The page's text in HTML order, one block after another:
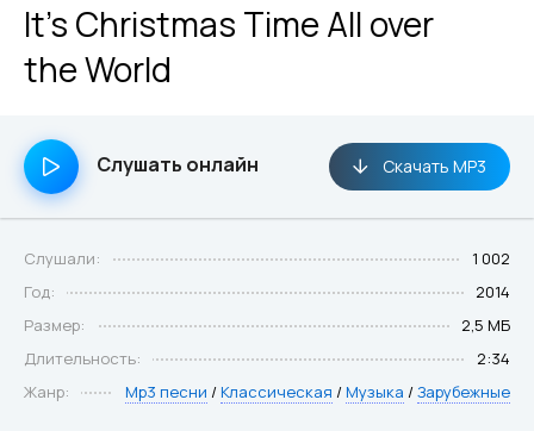
It's Christmas Time All over
the World
Слушать онлайн Скачать MP3
Слушали:
1 002
Год:
2014
Размер:
2,5 МБ
Длительность:
2:34
Жанр:
Mp3 песни / Классическая / Музыка /Зарубежные